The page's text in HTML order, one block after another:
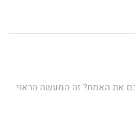
את האמת? זה המעשה הראוי